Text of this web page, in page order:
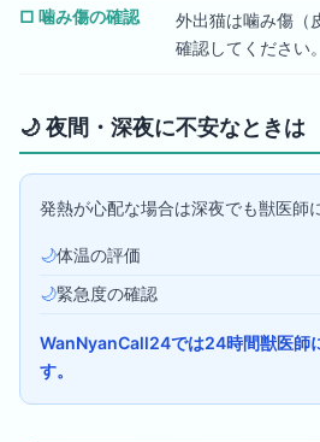
□ 噛み傷の確認
外出猫は噛み傷（
確認してください。
🌙夜間・深夜に不安なときは
発熱が心配な場合は深夜でも獣医師
🌙体温の評価
🌙緊急度の確認
WanNyanCall24では24時間獣医師
す。